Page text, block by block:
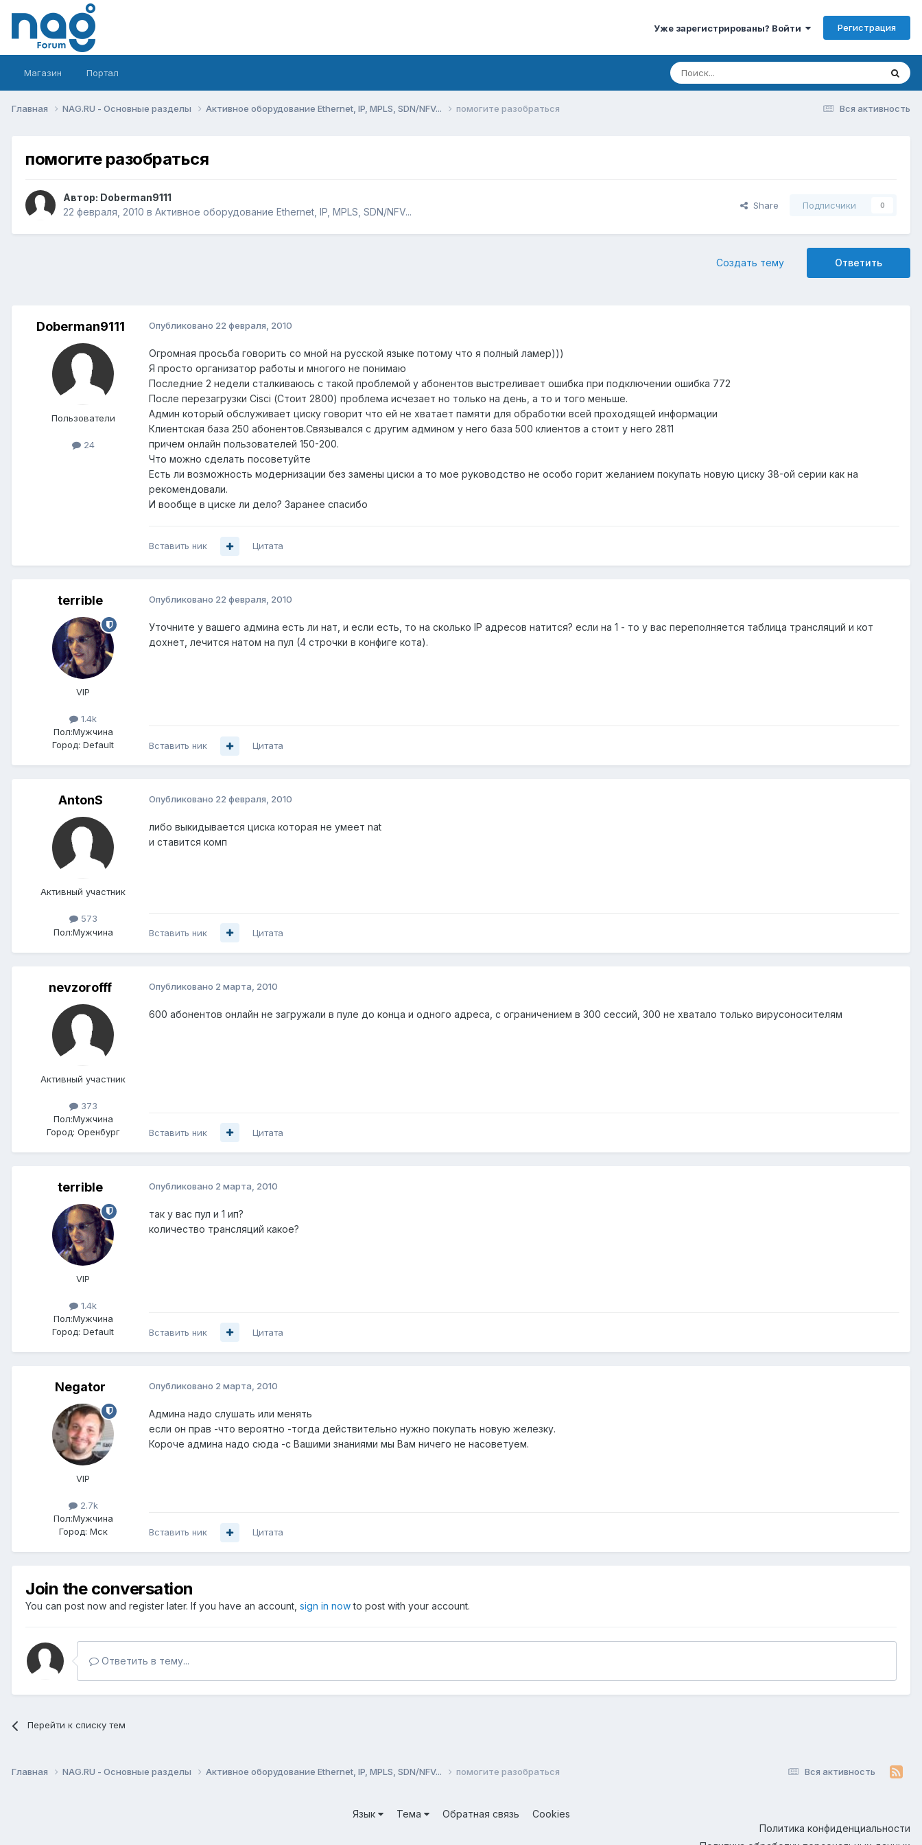
Уже зарегистрированы? Войти Регистрация
Магазин Портал
Вся активность
Главная NAG.RU - Основные разделы Активное оборудование Ethernet, IP, MPLS, SDN/NFV... помогите разобраться
помогите разобраться
Автор: Doberman9111
22 февраля, 2010 в Активное оборудование Ethernet, IP, MPLS, SDN/NFV...
Share Подписчики 0
Ответить
Создать тему
Doberman9111
Пользователи
24
Опубликовано 22 февраля, 2010
Огромная просьба говорить со мной на русской языке потому что я полный ламер)))
Я просто организатор работы и многого не понимаю
Последние 2 недели сталкиваюсь с такой проблемой у абонентов выстреливает ошибка при подключении ошибка 772
После перезагрузки Cisci (Стоит 2800) проблема исчезает но только на день, а то и того меньше.
Админ который обслуживает циску говорит что ей не хватает памяти для обработки всей проходящей информации
Клиентская база 250 абонентов.Связывался с другим админом у него база 500 клиентов а стоит у него 2811
причем онлайн пользователей 150-200.
Что можно сделать посоветуйте
Есть ли возможность модернизации без замены циски а то мое руководство не особо горит желанием покупать новую циску 38-ой серии как на
рекомендовали.
И вообще в циске ли дело? Заранее спасибо
Вставить ник Цитата
terrible
VIP
1.4k
Пол:Мужчина
Город: Default
Опубликовано 22 февраля, 2010
Уточните у вашего админа есть ли нат, и если есть, то на сколько IP адресов натится? если на 1 - то у вас переполняется таблица трансляций и кот
дохнет, лечится натом на пул (4 строчки в конфиге кота).
Вставить ник Цитата
AntonS
Активный участник
573
Пол:Мужчина
Опубликовано 22 февраля, 2010
либо выкидывается циска которая не умеет nat
и ставится комп
Вставить ник Цитата
nevzorofff
Активный участник
373
Пол:Мужчина
Город: Оренбург
Опубликовано 2 марта, 2010
600 абонентов онлайн не загружали в пуле до конца и одного адреса, с ограничением в 300 сессий, 300 не хватало только вирусоносителям
Вставить ник Цитата
terrible
VIP
1.4k
Пол:Мужчина
Город: Default
Опубликовано 2 марта, 2010
так у вас пул и 1 ип?
количество трансляций какое?
Вставить ник Цитата
Negator
VIP
2.7k
Пол:Мужчина
Город: Мск
Опубликовано 2 марта, 2010
Админа надо слушать или менять
если он прав -что вероятно -тогда действительно нужно покупать новую железку.
Короче админа надо сюда -с Вашими знаниями мы Вам ничего не насоветуем.
Вставить ник Цитата
Join the conversation
You can post now and register later. If you have an account, sign in nowto post with your account.
Ответить в тему...
Перейти к списку тем
Вся активность
Главная NAG.RU - Основные разделы Активное оборудование Ethernet, IP, MPLS, SDN/NFV... помогите разобраться
Язык Тема Обратная связь
Cookies
Политика конфиденциальности